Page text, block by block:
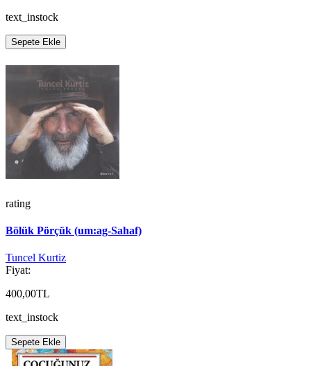
text_instock
Sepete Ekle
rating
Bölük Pörçük (um:ag-Sahaf)
Tuncel Kurtiz
Fiyat:
400,00TL
text_instock
Sepete Ekle